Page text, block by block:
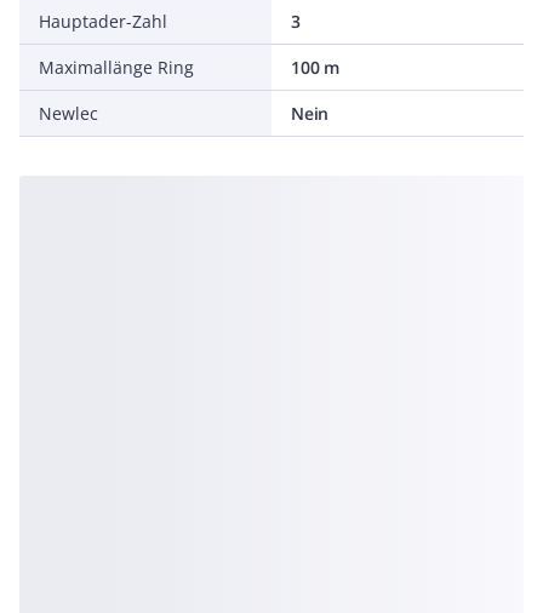
Hauptader-Zahl
3
Maximallänge Ring
100 m
Newlec
Nein